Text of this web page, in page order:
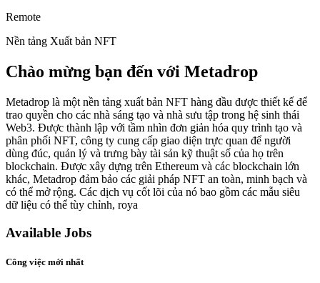
Remote
Nền tảng Xuất bản NFT
Chào mừng bạn đến với Metadrop
Metadrop là một nền tảng xuất bản NFT hàng đầu được thiết kế để
trao quyền cho các nhà sáng tạo và nhà sưu tập trong hệ sinh thái
Web3. Được thành lập với tầm nhìn đơn giản hóa quy trình tạo và
phân phối NFT, công ty cung cấp giao diện trực quan để người
dùng đúc, quản lý và trưng bày tài sản kỹ thuật số của họ trên
blockchain. Được xây dựng trên Ethereum và các blockchain lớn
khác, Metadrop đảm bảo các giải pháp NFT an toàn, minh bạch và
có thể mở rộng. Các dịch vụ cốt lõi của nó bao gồm các mẫu siêu
dữ liệu có thể tùy chỉnh, roya
Available Jobs
Công việc mới nhất